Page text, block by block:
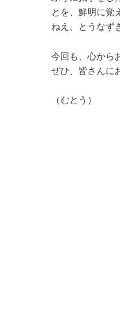
とを、鮮明に覚
ねえ、とうなず
今回も、心から
ぜひ、皆さんに
（むとう）